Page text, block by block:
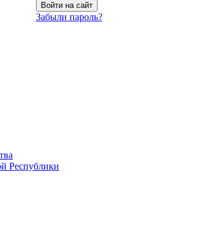
Забыли пароль?
Республики